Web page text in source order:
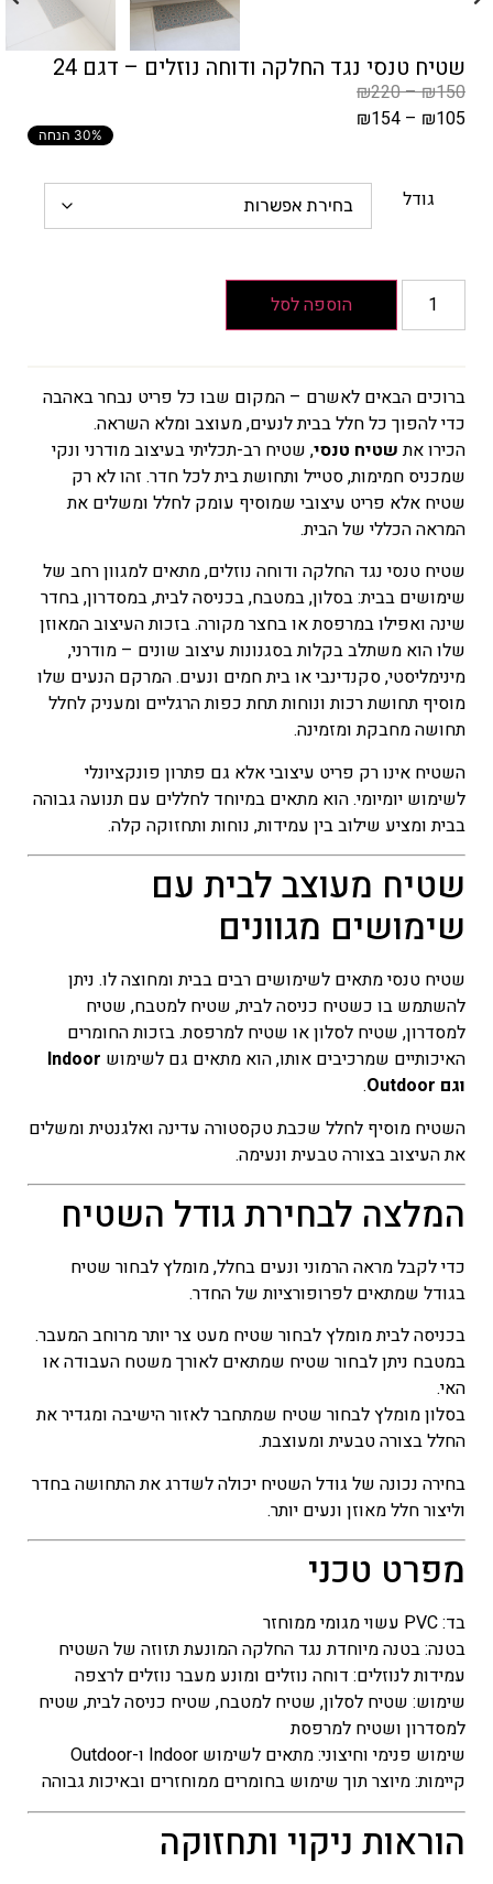
שטיח טנסי נגד החלקה ודוחה נוזלים – דגם 24
₪150
–
₪220
₪105
–
₪154
₪220
טווח
מחירים:
המחיר
הנוכחי
הוא
₪105
–
₪154
טווח
מחירים:
עד
30% הנחה
גודל
הוספה לסל
ברוכים הבאים לאשרם – המקום שבו כל פריט נבחר באהבה
כדי להפוך כל חלל בבית לנעים, מעוצב ומלא השראה.
הכירו אתשטיח טנסי, שטיח רב-תכליתי בעיצוב מודרני ונקי
שמכניס חמימות, סטייל ותחושת בית לכל חדר. זהו לא רק
שטיח אלא פריט עיצובי שמוסיף עומק לחלל ומשלים את
המראה הכללי של הבית.
שטיח טנסי נגד החלקה ודוחה נוזלים, מתאים למגוון רחב של
שימושים בבית: בסלון, במטבח, בכניסה לבית, במסדרון, בחדר
שינה ואפילו במרפסת או בחצר מקורה. בזכות העיצוב המאוזן
שלו הוא משתלב בקלות בסגנונות עיצוב שונים – מודרני,
מינימליסטי, סקנדינבי או בית חמים ונעים. המרקם הנעים שלו
מוסיף תחושת רכות ונוחות תחת כפות הרגליים ומעניק לחלל
תחושה מחבקת ומזמינה.
השטיח אינו רק פריט עיצובי אלא גם פתרון פונקציונלי
לשימוש יומיומי. הוא מתאים במיוחד לחללים עם תנועה גבוהה
בבית ומציע שילוב בין עמידות, נוחות ותחזוקה קלה.
שטיח מעוצב לבית עם
שימושים מגוונים
שטיח טנסי מתאים לשימושים רבים בבית ומחוצה לו. ניתן
להשתמש בו כשטיח כניסה לבית, שטיח למטבח, שטיח
למסדרון, שטיח לסלון או שטיח למרפסת. בזכות החומרים
האיכותיים שמרכיבים אותו, הוא מתאים גם לשימוש Indoor
וגם Outdoor
.
השטיח מוסיף לחלל שכבת טקסטורה עדינה ואלגנטית ומשלים
את העיצוב בצורה טבעית ונעימה.
המלצה לבחירת גודל השטיח
כדי לקבל מראה הרמוני ונעים בחלל, מומלץ לבחור שטיח
בגודל שמתאים לפרופורציות של החדר.
בכניסה לבית מומלץ לבחור שטיח מעט צר יותר מרוחב המעבר.
במטבח ניתן לבחור שטיח שמתאים לאורך משטח העבודה או
האי.
בסלון מומלץ לבחור שטיח שמתחבר לאזור הישיבה ומגדיר את
החלל בצורה טבעית ומעוצבת.
בחירה נכונה של גודל השטיח יכולה לשדרג את התחושה בחדר
וליצור חלל מאוזן ונעים יותר.
מפרט טכני
בד: PVC עשוי מגומי ממוחזר
בטנה: בטנה מיוחדת נגד החלקה המונעת תזוזה של השטיח
עמידות לנוזלים: דוחה נוזלים ומונע מעבר נוזלים לרצפה
שימוש: שטיח לסלון, שטיח למטבח, שטיח כניסה לבית, שטיח
למסדרון ושטיח למרפסת
שימוש פנימי וחיצוני: מתאים לשימוש Indoor ו-Outdoor
קיימות: מיוצר תוך שימוש בחומרים ממוחזרים ובאיכות גבוהה
הוראות ניקוי ותחזוקה